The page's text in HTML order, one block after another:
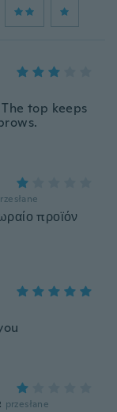
top keeps
προϊόν
przesłane